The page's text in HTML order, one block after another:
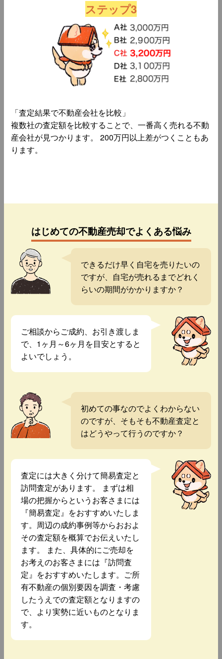
ステップ3
「査定結果で不動産会社を比較」
複数社の査定額を比較することで、一番高く売れる不動
産会社が見つかります。 200万円以上差がつくこともあ
ります。
はじめての不動産売却でよくある悩み
できるだけ早く自宅を売りたいの
ですが、自宅が売れるまでどれく
らいの期間がかかりますか？
ご相談からご成約、お引き渡しま
で、1ヶ月～6ヶ月を目安とすると
よいでしょう。
初めての事なのでよくわからない
のですが、そもそも不動産査定と
はどうやって行うのですか？
査定には大きく分けて簡易査定と
訪問査定があります。 まずは相
場の把握からというお客さまには
『簡易査定』をおすすめいたしま
す。周辺の成約事例等からおおよ
その査定額を概算でお伝えいたし
ます。 また、具体的にご売却を
お考えのお客さまには『訪問査
定』をおすすめいたします。ご所
有不動産の個別要因を調査・考慮
したうえでの査定額となりますの
で、より実勢に近いものとなりま
す。